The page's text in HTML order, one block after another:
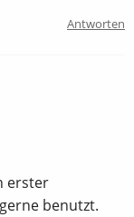
Antworten
erster
benutzt.